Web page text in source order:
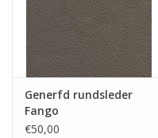
Generfd rundsleder
Fango
€50,00